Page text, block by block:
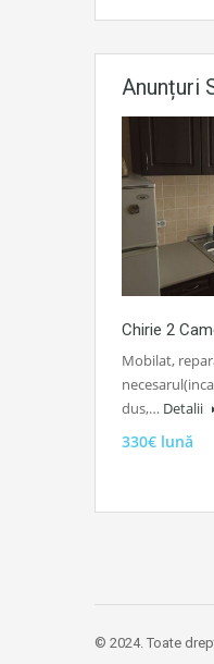
Anunțuri
Chirie 2
Mobilat,
dus,… Detalii
330€ lună
© 2024. Toate